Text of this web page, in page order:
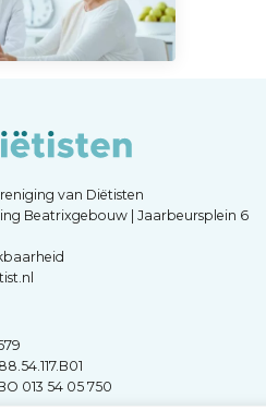
van Diëtisten
Beatrixgebouw | Jaarbeursplein 6
013 54 05 750